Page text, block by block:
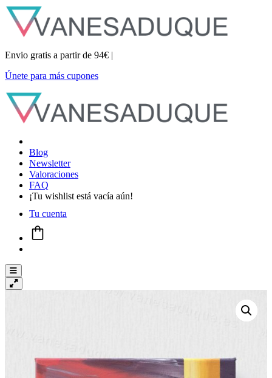
Envio gratis a partir de 94€ |
Únete para más cupones
Blog
Newsletter
Valoraciones
FAQ
¡Tu wishlist está vacía aún!
Tu cuenta
Menú conmutador hamburguesa